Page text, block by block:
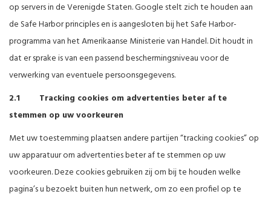
op servers in de Verenigde Staten. Google stelt zich te houden aan
de Safe Harbor principles en is aangesloten bij het Safe Harbor-
programma van het Amerikaanse Ministerie van Handel. Dit houdt in
dat er sprake is van een passend beschermingsniveau voor de
verwerking van eventuele persoonsgegevens.
2.1 Tracking cookies om advertenties beter af te
stemmen op uw voorkeuren
Met uw toestemming plaatsen andere partijen “tracking cookies” op
uw apparatuur om advertenties beter af te stemmen op uw
voorkeuren. Deze cookies gebruiken zij om bij te houden welke
pagina’s u bezoekt buiten hun netwerk, om zo een profiel op te